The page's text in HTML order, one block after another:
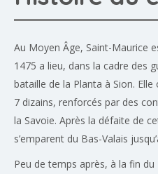
Au Moyen Âge, Saint-Maurice
1475 a lieu, dans la cadre des
bataille de la Planta à Sion.
7 dizains, renforcés par des
la Savoie. Après la défaite de
s’emparent du Bas-Valais
Peu de temps après, à la fin